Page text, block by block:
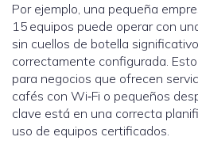
Por ejemplo, una pequeña
15 equipos puede operar con
sin cuellos de botella
correctamente configurada.
para negocios que ofrecen
cafés con Wi‑Fi o pequeños
clave está en una correcta
uso de equipos certificados.